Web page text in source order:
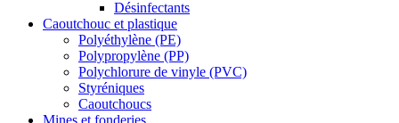
Désinfectants
Caoutchouc et plastique
Polyéthylène (PE)
Polypropylène (PP)
Polychlorure de vinyle (PVC)
Styréniques
Caoutchoucs
Mines et fonderies